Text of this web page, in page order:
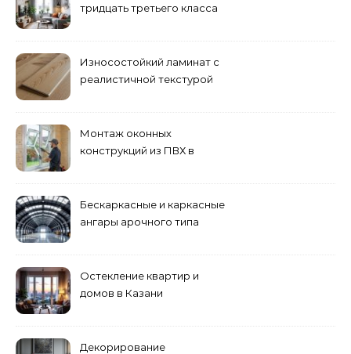
тридцать третьего класса
Износостойкий ламинат с
реалистичной текстурой
Монтаж оконных
конструкций из ПВХ в
Бескаркасные и каркасные
ангары арочного типа
Остекление квартир и
домов в Казани
Декорирование